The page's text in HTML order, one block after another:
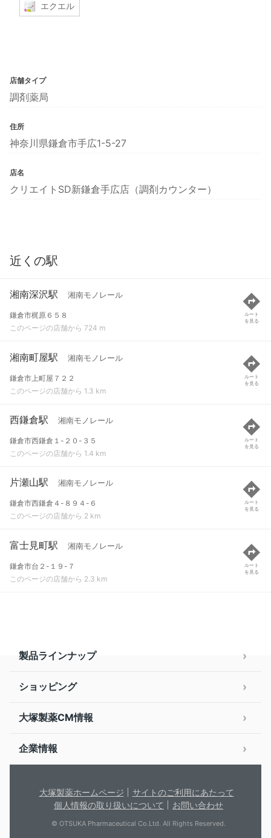
エクエル
店舗タイプ
調剤薬局
住所
神奈川県鎌倉市手広1-5-27
店名
クリエイトSD新鎌倉手広店（調剤カウンター）
近くの駅
湘南深沢駅 湘南モノレール
鎌倉市梶原６５８
このページの店舗から 724 m
ルート
を見る
湘南町屋駅 湘南モノレール
鎌倉市上町屋７２２
このページの店舗から 1.3 km
ルート
を見る
西鎌倉駅 湘南モノレール
鎌倉市西鎌倉１-２０-３５
このページの店舗から 1.4 km
ルート
を見る
片瀬山駅 湘南モノレール
鎌倉市西鎌倉４-８９４-６
このページの店舗から 2 km
ルート
を見る
富士見町駅 湘南モノレール
鎌倉市台２-１９-７
このページの店舗から 2.3 km
ルート
を見る
製品ラインナップ
ショッピング
大塚製薬CM情報
企業情報
大塚製薬ホームページ
サイトのご利用にあたって
個人情報の取り扱いについて
お問い合わせ
© OTSUKA Pharmaceutical Co.Ltd. All Rights Reserved.